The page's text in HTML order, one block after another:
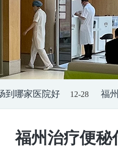
到哪家医院好 12-28 福
福州治疗便秘